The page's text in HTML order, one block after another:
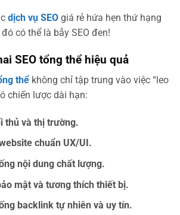
dịch vụ SEO giá rẻ hứa hẹn thứ hạng
có thể là bẫy SEO đen!
SEO tổng thể hiệu quả
thể không chỉ tập trung vào việc “leo
chiến lược dài hạn:
thủ và thị trường.
chuẩn UX/UI.
nội dung chất lượng.
mật và tương thích thiết bị.
backlink tự nhiên và uy tín.